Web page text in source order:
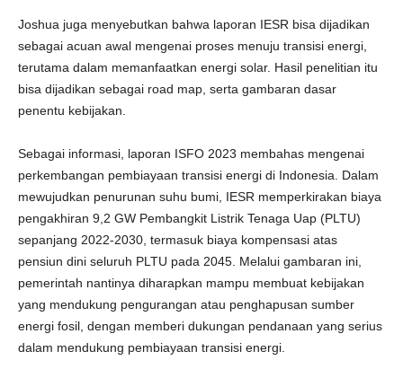
Joshua juga menyebutkan bahwa laporan IESR bisa dijadikan
sebagai acuan awal mengenai proses menuju transisi energi,
terutama dalam memanfaatkan energi solar. Hasil penelitian itu
bisa dijadikan sebagai road map, serta gambaran dasar
penentu kebijakan.
Sebagai informasi, laporan ISFO 2023 membahas mengenai
perkembangan pembiayaan transisi energi di Indonesia. Dalam
mewujudkan penurunan suhu bumi, IESR memperkirakan biaya
pengakhiran 9,2 GW Pembangkit Listrik Tenaga Uap (PLTU)
sepanjang 2022-2030, termasuk biaya kompensasi atas
pensiun dini seluruh PLTU pada 2045. Melalui gambaran ini,
pemerintah nantinya diharapkan mampu membuat kebijakan
yang mendukung pengurangan atau penghapusan sumber
energi fosil, dengan memberi dukungan pendanaan yang serius
dalam mendukung pembiayaan transisi energi.